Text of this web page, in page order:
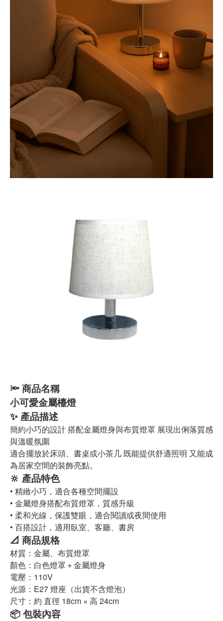
🔦商品名稱
小可愛金屬檯燈
✨ 產品描述
簡約小巧的設計 搭配金屬燈身與布質燈罩 展現出俐落質感
與溫暖氛圍
適合擺放於床頭、書桌或小茶几 既能提供舒適照明 又能成
為居家空間的裝飾亮點。
🔆 產品特色
• 精緻小巧，適合各種空間擺設
• 金屬燈身搭配布質燈罩，質感升級
• 柔和光線，保護雙眼，適合閱讀或夜間使用
• 百搭設計，適用臥室、客廳、書房
📐 商品規格
材質：金屬、布質燈罩
顏色：白色燈罩＋金屬燈身
電壓：110V
光源：E27 燈座（出貨不含燈泡）
尺寸：約 直徑 18cm × 高 24cm
📦包裝內容